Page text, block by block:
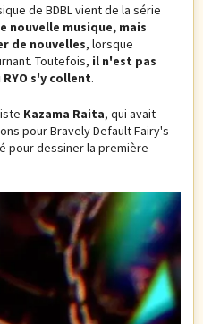
de BDBL vient de la série
nouvelle musique, mais
de nouvelles, lorsque
Toutefois, il n'est pas
s'y collent.
Kazama Raita, qui avait
pour Bravely Default Fairy's
pour dessiner la première